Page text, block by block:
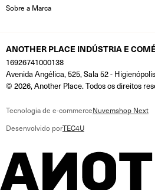
Sobre a Marca
ANOTHER PLACE INDÚSTRIA E
16926741000138
Avenida Angélica, 525, Sala 52 -
© 2026, Another Place. Todos os direitos
Tecnologia de e-commerceNuvemshop Next
Desenvolvido porTEC4U